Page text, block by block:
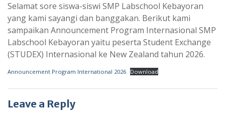
Selamat sore siswa-siswi SMP Labschool Kebayoran
yang kami sayangi dan banggakan. Berikut kami
sampaikan Announcement Program Internasional SMP
Labschool Kebayoran yaitu peserta Student Exchange
(STUDEX) Internasional ke New Zealand tahun 2026.
Announcement Program International 2026 Download
Leave a Reply